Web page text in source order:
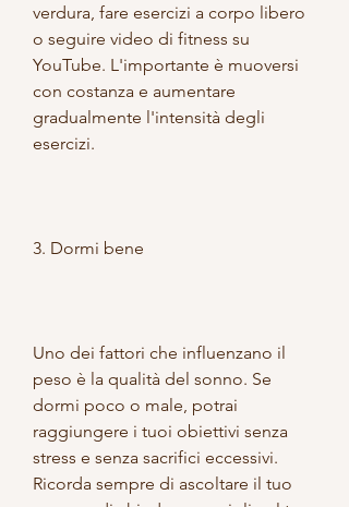
verdura, fare esercizi a corpo libero
o seguire video di fitness su
YouTube. L'importante è muoversi
con costanza e aumentare
gradualmente l'intensità degli
esercizi.
3. Dormi bene
Uno dei fattori che influenzano il
peso è la qualità del sonno. Se
dormi poco o male, potrai
raggiungere i tuoi obiettivi senza
stress e senza sacrifici eccessivi.
Ricorda sempre di ascoltare il tuo